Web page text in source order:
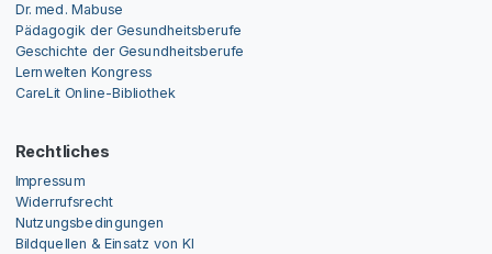
Dr. med. Mabuse
Pädagogik der Gesundheitsberufe
Geschichte der Gesundheitsberufe
Lernwelten Kongress
CareLit Online-Bibliothek
Rechtliches
Impressum
Widerrufsrecht
Nutzungsbedingungen
Bildquellen & Einsatz von KI